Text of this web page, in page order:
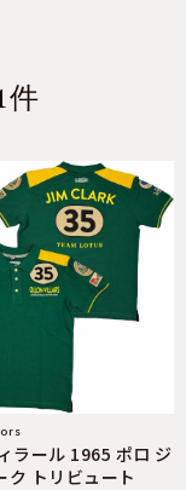
件
ラール 1965 ポロ ジ
ク トリビュート